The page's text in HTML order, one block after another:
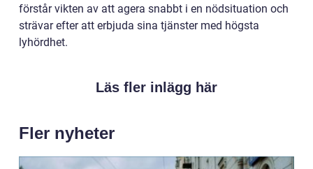
förstår vikten av att agera snabbt i en nödsituation och
strävar efter att erbjuda sina tjänster med högsta
lyhördhet.
Läs fler inlägg här
Fler nyheter